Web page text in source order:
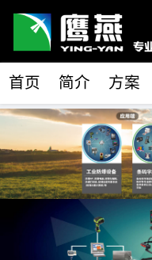
首页 简介 方案